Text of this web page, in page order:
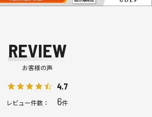
REVIEW
お客様の声
4.7
レビュー件数： 6件